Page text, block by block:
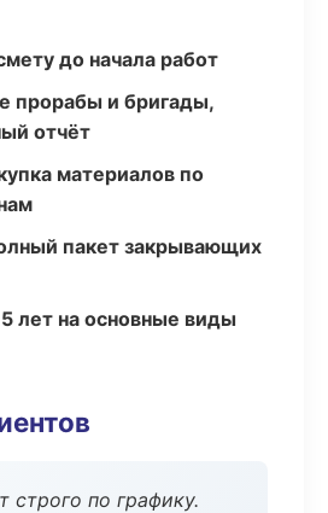
до начала работ
прорабы и бригады,
отчёт
материалов по
пакет закрывающих
лет на основные виды
строго по графику.